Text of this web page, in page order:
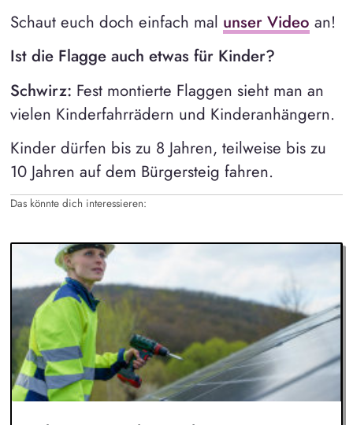
Schaut euch doch einfach mal unser Video an!
Ist die Flagge auch etwas für Kinder?
Schwirz: Fest montierte Flaggen sieht man an
vielen Kinderfahrrädern und Kinderanhängern.
Kinder dürfen bis zu 8 Jahren, teilweise bis zu
10 Jahren auf dem Bürgersteig fahren.
Das könnte dich interessieren: